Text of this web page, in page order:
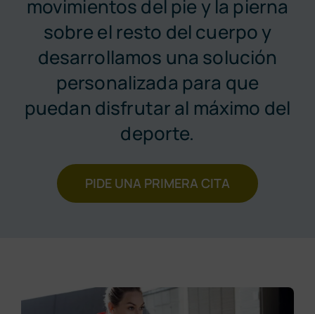
La clínica
Pide cita
movimientos del pie y la pierna
sobre el resto del cuerpo y
desarrollamos una solución
personalizada para que
puedan disfrutar al máximo del
deporte.
PIDE UNA PRIMERA CITA